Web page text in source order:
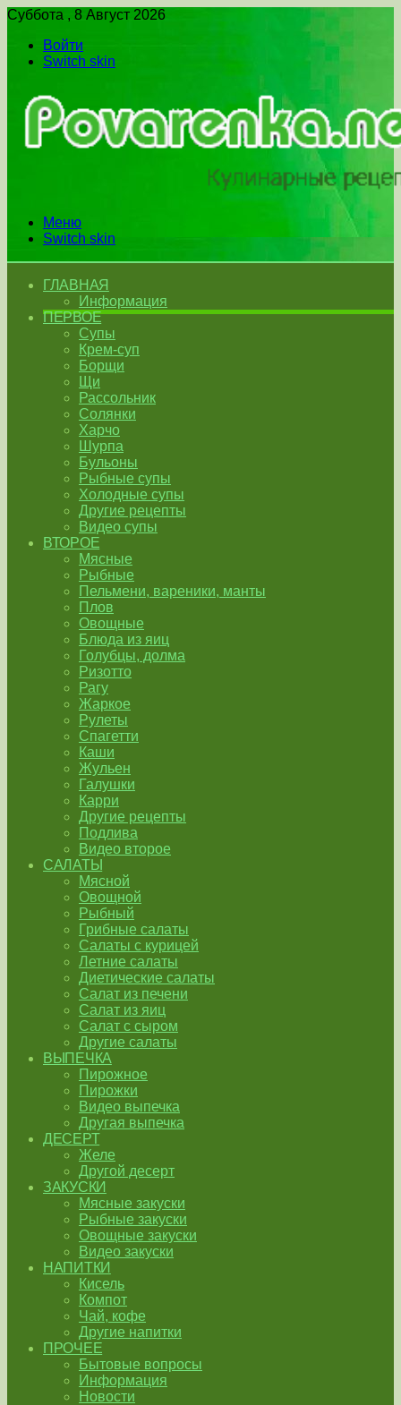
Суббота , 8 Август 2026
Войти
Switch skin
Меню
Switch skin
ГЛАВНАЯ
Информация
ПЕРВОЕ
Супы
Крем-суп
Борщи
Щи
Рассольник
Солянки
Харчо
Шурпа
Бульоны
Рыбные супы
Холодные супы
Другие рецепты
Видео супы
ВТОРОЕ
Мясные
Рыбные
Пельмени, вареники, манты
Плов
Овощные
Блюда из яиц
Голубцы, долма
Ризотто
Рагу
Жаркое
Рулеты
Спагетти
Каши
Жульен
Галушки
Карри
Другие рецепты
Подлива
Видео второе
САЛАТЫ
Мясной
Овощной
Рыбный
Грибные салаты
Салаты с курицей
Летние салаты
Диетические салаты
Салат из печени
Салат из яиц
Салат с сыром
Другие салаты
ВЫПЕЧКА
Пирожное
Пирожки
Видео выпечка
Другая выпечка
ДЕСЕРТ
Желе
Другой десерт
ЗАКУСКИ
Мясные закуски
Рыбные закуски
Овощные закуски
Видео закуски
НАПИТКИ
Кисель
Компот
Чай, кофе
Другие напитки
ПРОЧЕЕ
Бытовые вопросы
Информация
Новости